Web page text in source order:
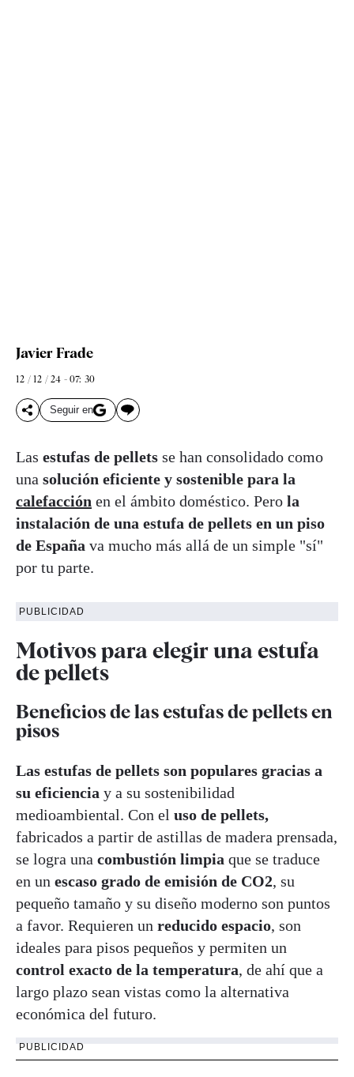
Javier Frade
12 / 12 / 24 - 07: 30
Seguir en
Las estufas de pellets se han consolidado como
una solución eficiente y sostenible para la
calefacción en el ámbito doméstico. Pero la
instalación de una estufa de pellets en un piso
de España va mucho más allá de un simple "sí"
por tu parte.
PUBLICIDAD
Motivos para elegir una estufa
de pellets
Beneficios de las estufas de pellets en
pisos
Las estufas de pellets son populares gracias a
su eficiencia y a su sostenibilidad
medioambiental. Con el uso de pellets,
fabricados a partir de astillas de madera prensada,
se logra una combustión limpia que se traduce
en un escaso grado de emisión de CO2, su
pequeño tamaño y su diseño moderno son puntos
a favor. Requieren un reducido espacio, son
ideales para pisos pequeños y permiten un
control exacto de la temperatura, de ahí que a
largo plazo sean vistas como la alternativa
económica del futuro.
PUBLICIDAD